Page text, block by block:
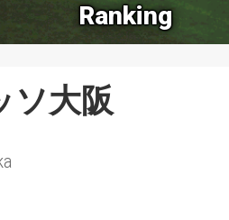
Ranking
ソ大阪